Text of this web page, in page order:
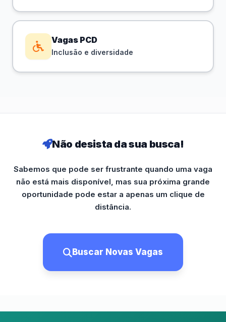
Vagas PCD
Inclusão e diversidade
Não desista da sua busca!
Sabemos que pode ser frustrante quando uma vaga
não está mais disponível, mas sua próxima grande
oportunidade pode estar a apenas um clique de
distância.
Buscar Novas Vagas